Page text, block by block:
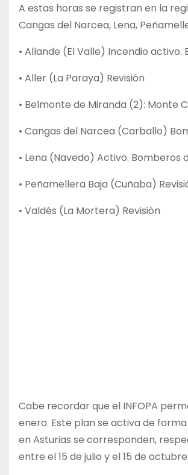
A estas horas se registran en la
Cangas del Narcea, Lena,
• Allande (El Valle) Incendio activo.
• Aller (La Paraya) Revisión
• Belmonte de Miranda (2): Monte
• Cangas del Narcea (Carballo)
• Lena (Navedo) Activo. Bomberos
• Peñamellera Baja (Cuñaba)
• Valdés (La Mortera) Revisión
Cabe recordar que el INFOPA
enero. Este plan se activa de
en Asturias se corresponden,
entre el 15 de julio y el 15 de octubre.